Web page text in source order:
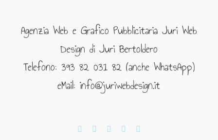
Agenzia Web e Grafico Pubblicitaria Juri Web
Design di Juri Bertoldero
Telefono: 393 82 031 82 (anche WhatsApp)
eMail: info@juriwebdesign.it